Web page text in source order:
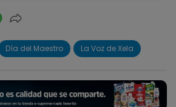
Día del Maestro La Voz de Xela